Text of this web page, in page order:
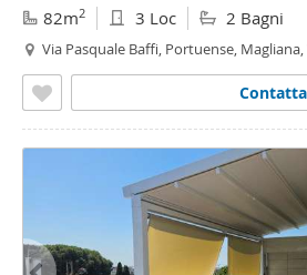
82m2 3 Loc 2 Bagni
Via Pasquale Baffi, Portuense,
Contatta